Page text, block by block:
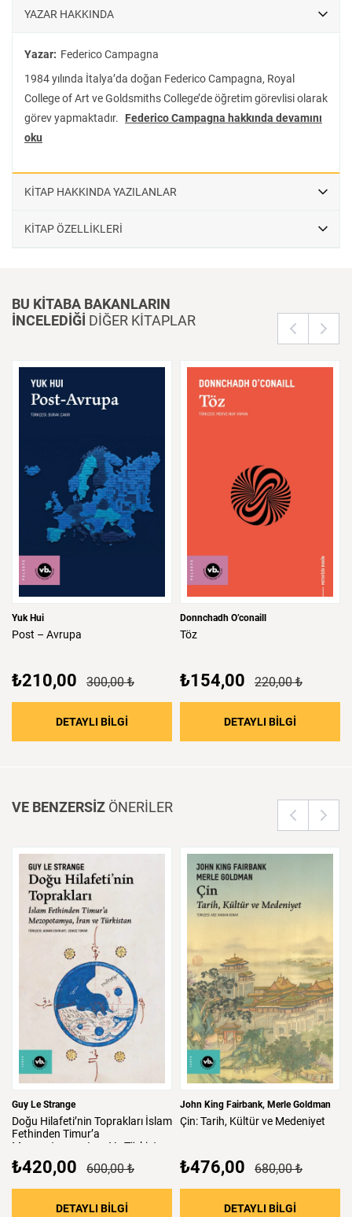
Büyü bize dünyayı değiştirmek istersek, ilk yapmamız gereken şeyin
hatırlatıyor.
YAZAR HAKKINDA
Yazar: Federico Campagna
1984 yılında İtalya’da doğan Federico Campagna, Royal
College of Art ve Goldsmiths College’de öğretim görevlisi olarak
görev yapmaktadır.
Federico Campagna hakkında devamını
oku
KİTAP HAKKINDA YAZILANLAR
KİTAP ÖZELLİKLERİ
BU KİTABA BAKANLARIN
İNCELEDİĞİ DİĞER KİTAPLAR
Yuk Hui
Post – Avrupa
₺210,00 300,00 ₺
DETAYLI BİLGİ
Donnchadh O’conaill
Töz
₺154,00 220,00 ₺
DETAYLI BİLGİ
VE BENZERSİZ ÖNERİLER
Guy Le Strange
Doğu Hilafeti’nin Toprakları İslam
Fethinden Timur’a
Mezopotamya,
Iran Ve Türkistan
₺420,00 600,00 ₺
DETAYLI BİLGİ : Doğu Hilafeti’nin Toprakları İslam
John King Fairbank Merle Goldman
Çin:Tarih, Kültürve Medeniyet
₺476,00 680,00 ₺
DETAYLI BİLGİ